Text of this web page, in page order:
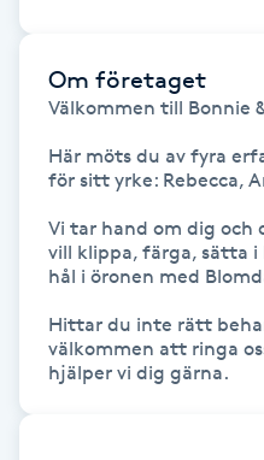
Hårförlängning
Hälsprickor
Idrottsmassage
Om företaget
Välkommen till Bonnie
Här möts du av fyra
för sitt yrke: Rebecca,
Vi tar hand om dig och
vill klippa, färga, sätta i
hål i öronen med
Hittar du inte rätt
välkommen att ringa
hjälper vi dig gärna.